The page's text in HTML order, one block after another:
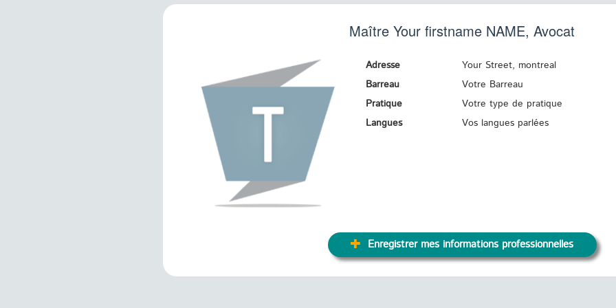
Maître Your firstname NAME, Avocat
Adresse
Your Street, montreal
Barreau
Votre Barreau
Pratique
Votre type de pratique
Langues
Vos langues parlées
Enregistrer mes informations professionnelles